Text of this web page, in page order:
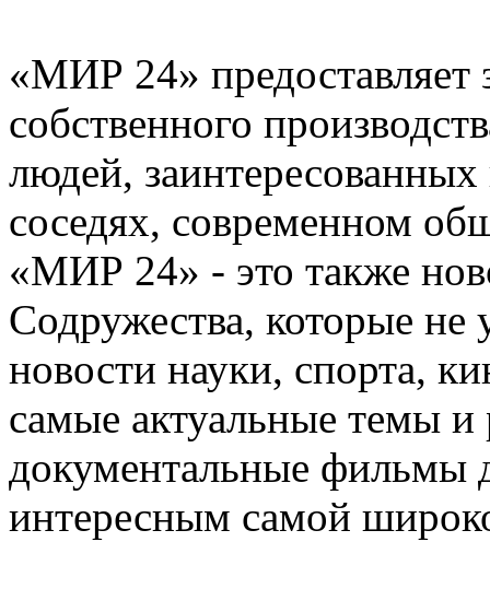
«МИР 24» предоставляет
собственного
людей,
соседях, современном
«МИР 24» - это также
Содружества, которые не
новости науки, спорта,
самые актуальные темы и
документальные фильмы
интересным самой